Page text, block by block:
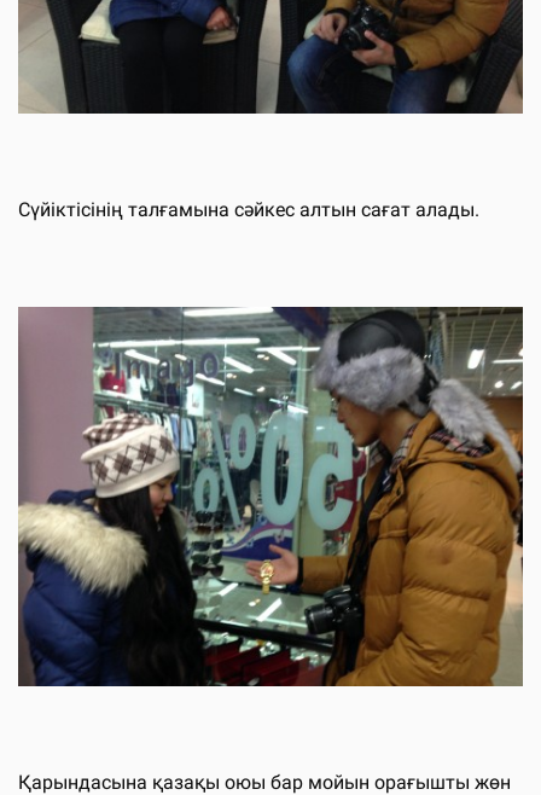
Сүйіктісінің талғамына сәйкес алтын сағат алады.
Қарындасына қазақы оюы бар мойын орағышты жөн